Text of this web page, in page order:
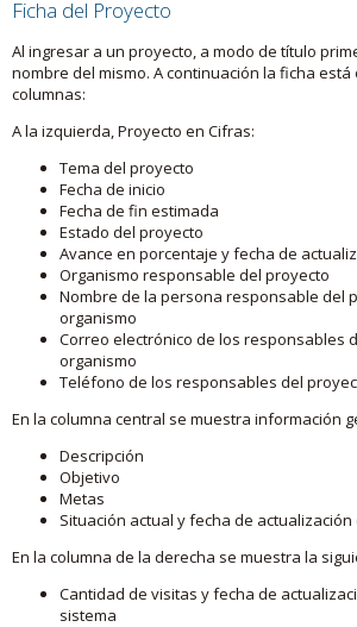
Ficha del Proyecto
Al ingresar a un proyecto, a modo de título
nombre del mismo. A continuación la ficha
columnas:
A la izquierda, Proyecto en Cifras:
Tema del proyecto
Fecha de inicio
Fecha de fin estimada
Estado del proyecto
Avance en porcentaje y fecha de
Organismo responsable del proyecto
Nombre de la persona responsable del
organismo
Correo electrónico de los responsables
organismo
Teléfono de los responsables del
En la columna central se muestra información
Descripción
Objetivo
Metas
Situación actual y fecha de
En la columna de la derecha se muestra la
Cantidad de visitas y fecha de
sistema